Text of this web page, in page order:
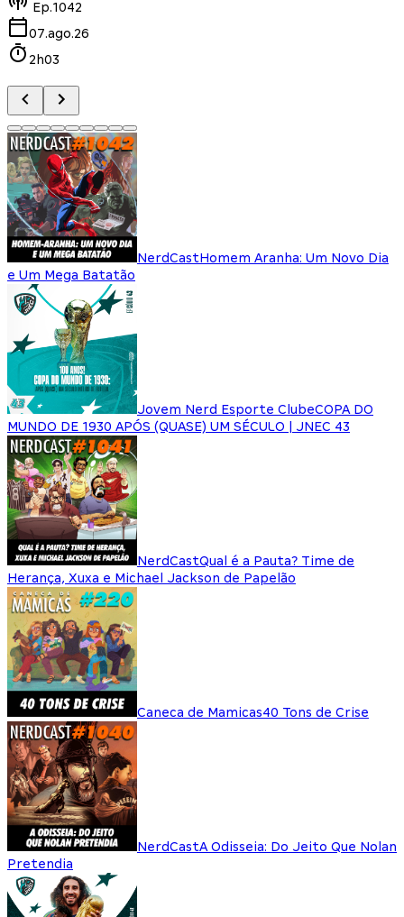
Ep.1042
07.ago.26
2h03
NerdCastHomem Aranha: Um Novo Dia
e Um Mega Batatão
Jovem Nerd Esporte ClubeCOPA DO
MUNDO DE 1930 APÓS (QUASE) UM SÉCULO | JNEC 43
NerdCastQual é a Pauta? Time de
Herança, Xuxa e Michael Jackson de Papelão
Caneca de Mamicas40 Tons de Crise
NerdCastA Odisseia: Do Jeito Que Nolan
Pretendia